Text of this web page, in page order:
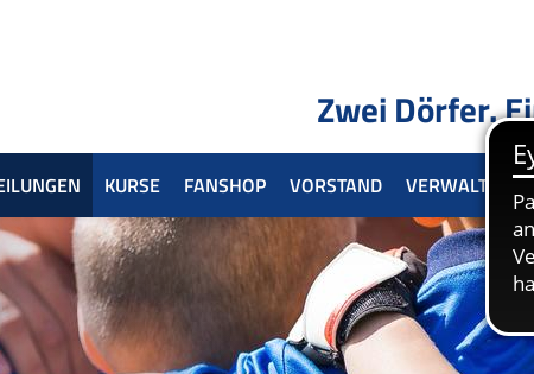
Zwei Dörfer.
KURSE FANSHOP VORSTAND VERWALTUNG